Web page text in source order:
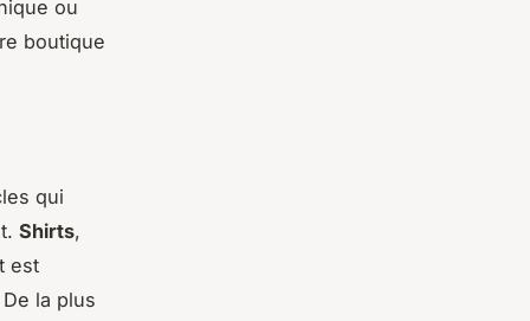
ou
boutique
qui
Shirts,
est
la plus